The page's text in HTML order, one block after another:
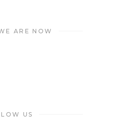
ARE NOW
US